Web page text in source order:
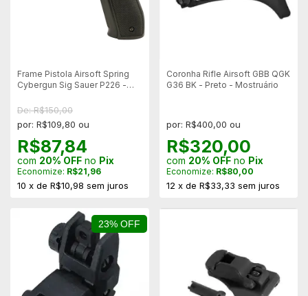
Frame Pistola Airsoft Spring
Cybergun Sig Sauer P226 -
De: R$150,00
por: R$109,80 ou
R$87,84
com 20% OFF no Pix
Economize: R$21,96
10 x de R$10,98 sem juros
Coronha Rifle Airsoft GBB QGK
G36 BK - Preto - Mostruário
por: R$400,00 ou
R$320,00
com 20% OFFno Pix
Economize: R$80,00
12 x de R$33,33 sem juros
23% OFF